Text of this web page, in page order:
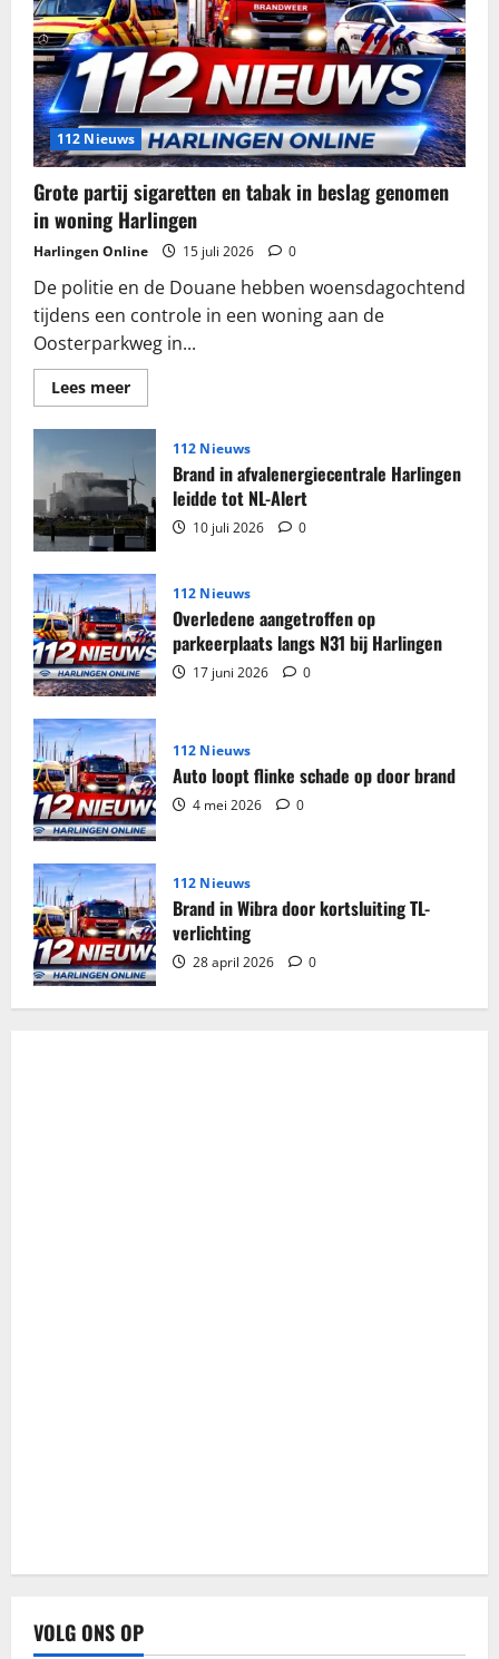
112 Nieuws
Grote partij sigaretten en tabak in beslag genomen
in woning Harlingen
Harlingen Online 15 juli 2026 0
De politie en de Douane hebben woensdagochtend
tijdens een controle in een woning aan de
Oosterparkweg in...
Lees meerLees
meer
Grote
sigaretten
en
tabak
in
beslag
genomen
in
woning
Harlingen
112 Nieuws
Brand in afvalenergiecentrale Harlingen
leidde tot NL-Alert
10 juli 2026 0
112 Nieuws
Overledene aangetroffen op
parkeerplaats langs N31 bij Harlingen
17 juni 2026 0
112 Nieuws
Auto loopt flinke schade op door brand
4 mei 2026 0
112 Nieuws
Brand in Wibra door kortsluiting TL-
verlichting
28 april 2026 0
VOLG ONS OP